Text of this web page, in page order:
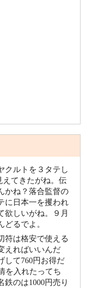
クルトを３タテし
えてきたがね。伝
かね？落合監督の
に日本一を攫われ
欲しいがね。９月
どるでよ。
符は格安で使える
えればいいんだ
して760円お得だ
を入れたってち
鉄のは1000円売り